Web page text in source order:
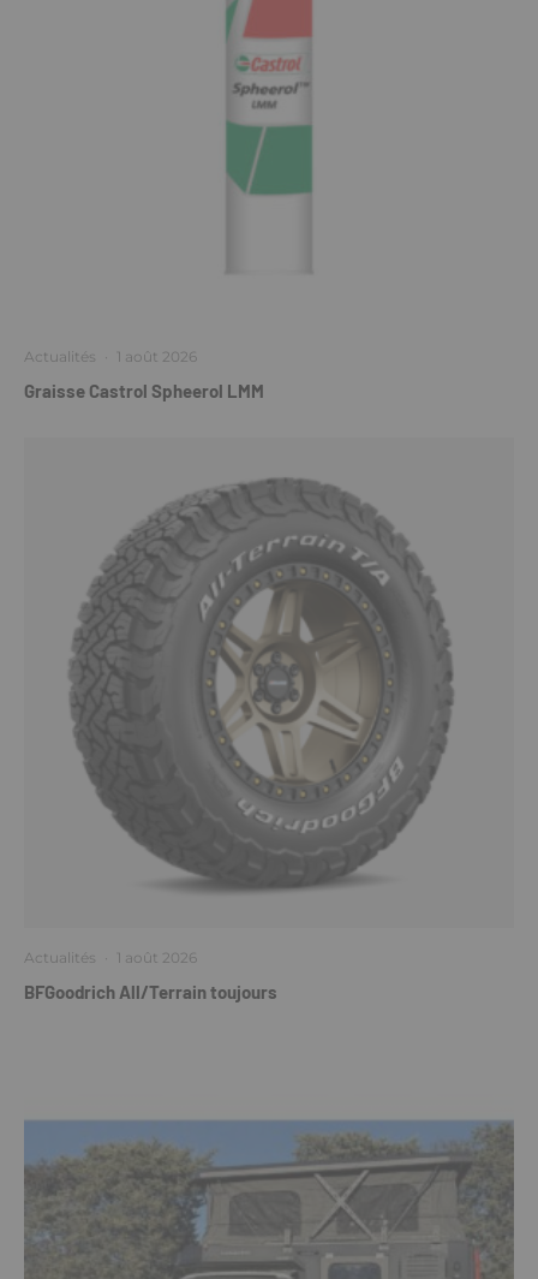
Actualités · 1 août 2026
Graisse Castrol Spheerol LMM
Actualités · 1 août 2026
BFGoodrich All/Terrain toujours